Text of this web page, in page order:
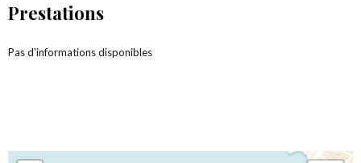
Prestations
Pas d'informations disponibles